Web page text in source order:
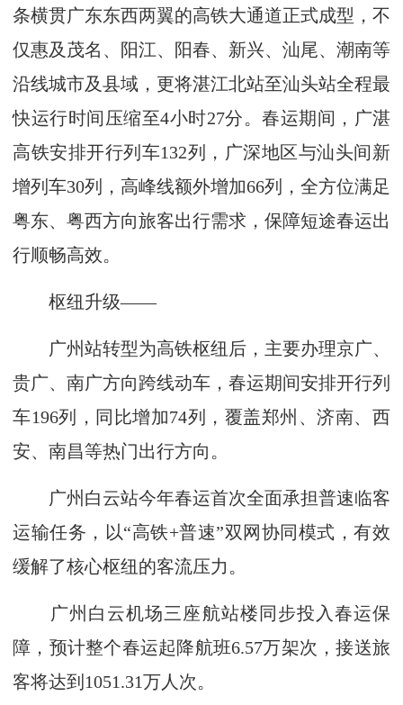
条横贯广东东西两翼的高铁大通道正式成型，不
仅惠及茂名、阳江、阳春、新兴、汕尾、潮南等
沿线城市及县域，更将湛江北站至汕头站全程最
快运行时间压缩至4小时27分。春运期间，广湛
高铁安排开行列车132列，广深地区与汕头间新
增列车30列，高峰线额外增加66列，全方位满足
粤东、粤西方向旅客出行需求，保障短途春运出
行顺畅高效。
枢纽升级——
广州站转型为高铁枢纽后，主要办理京广、
贵广、南广方向跨线动车，春运期间安排开行列
车196列，同比增加74列，覆盖郑州、济南、西
安、南昌等热门出行方向。
广州白云站今年春运首次全面承担普速临客
运输任务，以“高铁+普速”双网协同模式，有效
缓解了核心枢纽的客流压力。
广州白云机场三座航站楼同步投入春运保
障，预计整个春运起降航班6.57万架次，接送旅
客将达到1051.31万人次。